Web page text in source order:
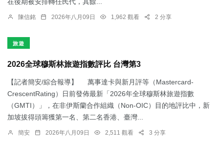
陳信銘 2026年八月09日 1,962 觀看 2 分享
旅遊
2026全球穆斯林旅遊指數評比 台灣第3
【記者簡安/綜合報導】 萬事達卡與新月評等（Mastercard-
CrescentRating）日前發佈最新「2026年全球穆斯林旅遊指數
（GMTI）」，在非伊斯蘭合作組織（Non-OIC）目的地評比中，新
加坡拔得頭籌獲第一名、第二名香港、臺灣...
簡安 2026年八月09日 2,511 觀看 3 分享